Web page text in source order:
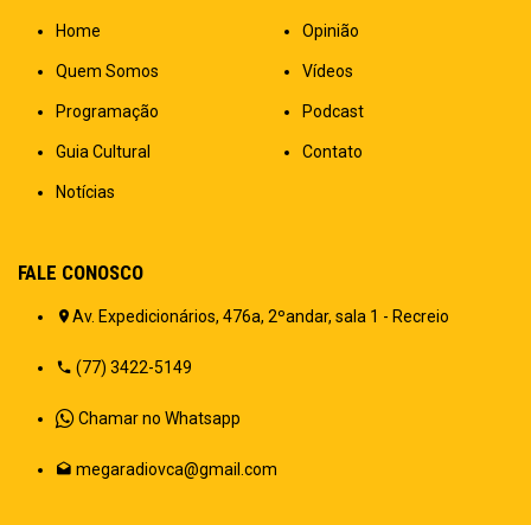
Home
Quem Somos
Programação
Guia Cultural
Notícias
Opinião
Vídeos
Podcast
Contato
FALE CONOSCO
Av. Expedicionários, 476a, 2ºandar, sala 1 - Recreio
(77) 3422-5149
Chamar no Whatsapp
megaradiovca@gmail.com